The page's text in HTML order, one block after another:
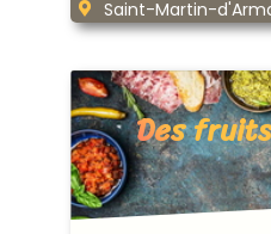
Saint-Martin-
Des